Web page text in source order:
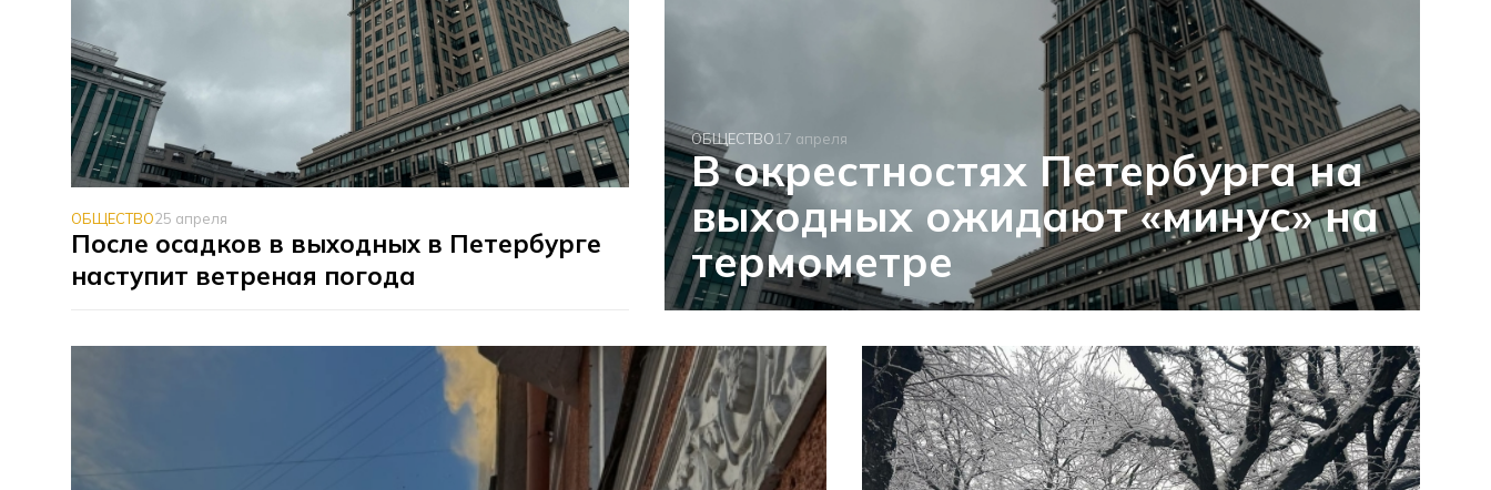
ОБЩЕСТВО25 апреля
После осадков в выходных в Петербурге
наступит ветреная погода
ОБЩЕСТВО17 апреля
В окрестностях Петербурга на
выходных ожидают «минус» на
термометре